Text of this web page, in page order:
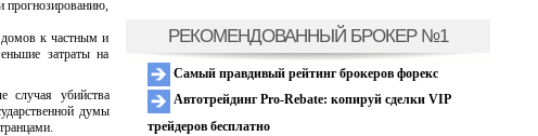
прогнозированию,
домов к частным и
затраты на
случая убийства
думы
РЕКОМЕНДОВАННЫЙ БРОКЕР №1
Самый правдивый рейтинг брокеров форекс
Автотрейдинг Pro-Rebate: копируй сделки VIP
трейдеров бесплатно